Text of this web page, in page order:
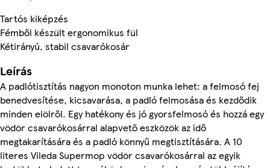
Tartós kiképzés
Fémből készült ergonomikus fül
Kétirányú, stabil csavarókosár
Leírás
A padlótisztítás nagyon monoton munka lehet: a felmosó fej
benedvesítése, kicsavarása, a padló felmosása és kezdődik
minden elölről. Egy hatékony és jó gyorsfelmosó és hozzá egy
vödör csavarókosárral alapvető eszközök az idő
megtakarítására és a padló könnyű megtisztítására. A 10
literes Vileda Supermop vödör csavarókosárral az egyik